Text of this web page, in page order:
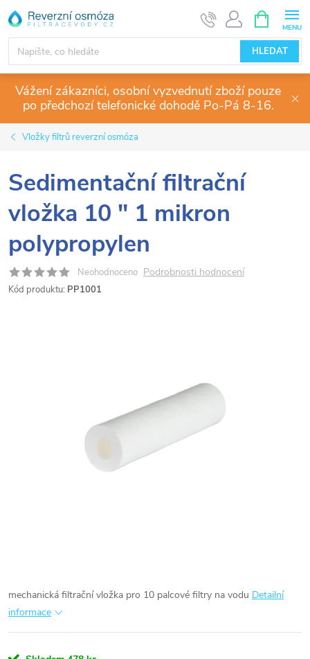
Přejít
na
obsah
HLEDAT
NÁKUPNÍ
KOŠÍK
Vážení zákazníci, osobní vyzvednutí zboží pouze
po předchozí telefonické dohodě Po-Pá 8-16.
Vložky filtrů reverzní osmóza
Sedimentační filtrační
vložka 10 " 1 mikron
polypropylen
Neohodnoceno Podrobnosti hodnocení
Kód produktu: PP1001
mechanická filtrační vložka pro 10 palcové filtry na vodu Detailní
informace